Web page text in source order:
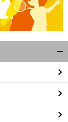
【
1
5人制ラグビー日本代表 】
ウルグアイ戦の日程 ・
放送予定｜リポビタンDツアー2024
閉
る